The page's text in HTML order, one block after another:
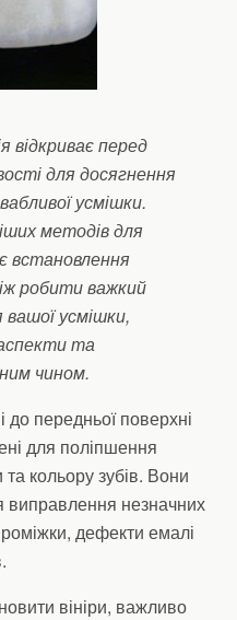
відкриває перед
для досягнення
усмішки.
методів для
встановлення
робити важкий
усмішки,
та
чином.
до передньої поверхні
для поліпшення
кольору зубів. Вони
виправлення незначних
дефекти емалі
вініри, важливо